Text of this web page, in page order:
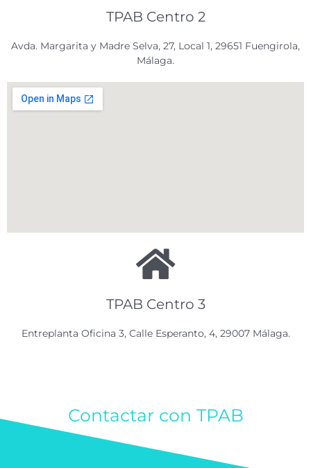
TPAB Centro 2
Avda. Margarita y Madre Selva, 27, Local 1, 29651 Fuengirola,
Málaga.
TPAB Centro 3
Entreplanta Oficina 3, Calle Esperanto, 4, 29007 Málaga.
Contactar con TPAB